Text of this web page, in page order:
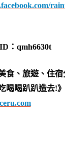
：qmh6630t
食、旅遊、住
喝喝趴趴造去!》